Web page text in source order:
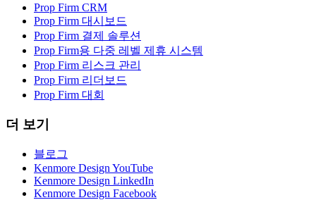
Prop Firm CRM
Prop Firm 대시보드
Prop Firm 결제 솔루션
Prop Firm용 다중 레벨 제휴 시스템
Prop Firm 리스크 관리
Prop Firm 리더보드
Prop Firm 대회
더 보기
블로그
Kenmore Design YouTube
Kenmore Design LinkedIn
Kenmore Design Facebook